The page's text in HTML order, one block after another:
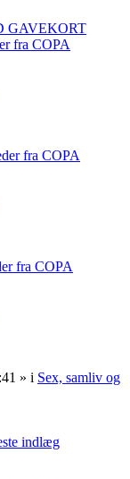
GAVEKORT
fra COPA
fra COPA
fra COPA
» i Sex, samliv og
indlæg